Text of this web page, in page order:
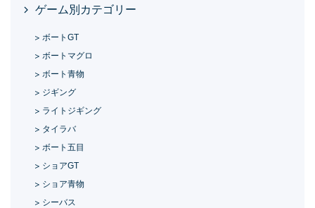
ゲーム別カテゴリー
ボートGT
ボートマグロ
ボート青物
ジギング
ライトジギング
タイラバ
ボート五目
ショアGT
ショア青物
シーバス